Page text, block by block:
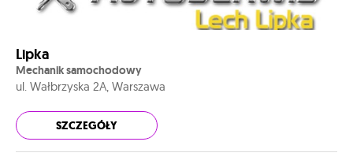
Lipka
Mechanik samochodowy
ul. Wałbrzyska 2A, Warszawa
SZCZEGÓŁY